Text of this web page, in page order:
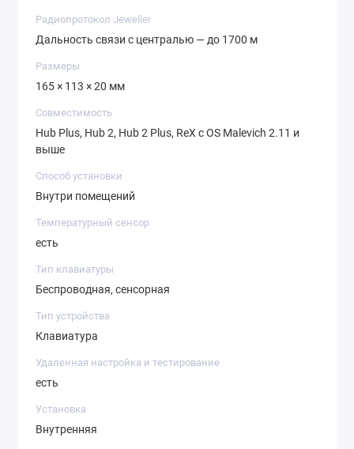
Радиопротокол Jeweller
Дальность связи с централью — до 1700 м
Размеры
165 × 113 × 20 мм
Совместимость
Hub Plus, Hub 2, Hub 2 Plus, ReX с OS Malevich 2.11 и
выше
Способ установки
Внутри помещений
Температурный сенсор
есть
Тип клавиатуры
Беспроводная, сенсорная
Тип устройства
Клавиатура
Удаленная настройка и тестирование
есть
Установка
Внутренняя